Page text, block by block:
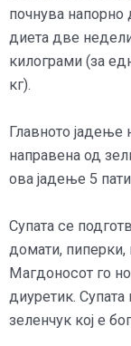
почнува напорно
диета две
килограми (за
кг).
Главното јадење
направена од
ова јадење 5
Супата се
домати, пиперки,
Магдоносот го
диуретик.
зеленчук кој е